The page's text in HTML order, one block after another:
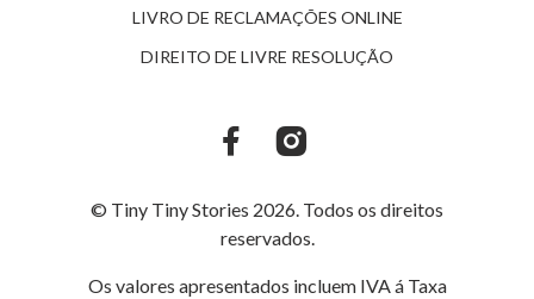
LIVRO DE RECLAMAÇÕES ONLINE
DIREITO DE LIVRE RESOLUÇÃO
© Tiny Tiny Stories 2026. Todos os direitos
reservados.
Os valores apresentados incluem IVA á Taxa